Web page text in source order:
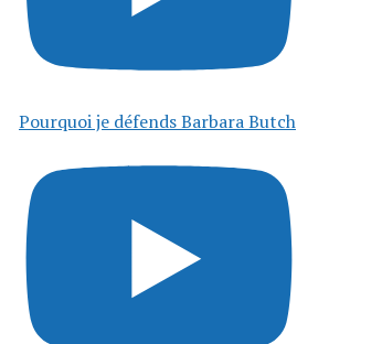
Pourquoi je défends Barbara Butch